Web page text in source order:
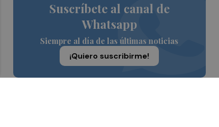
Suscríbete al canal de
Whatsapp
Siempre al día de las últimas noticias
¡Quiero suscribirme!